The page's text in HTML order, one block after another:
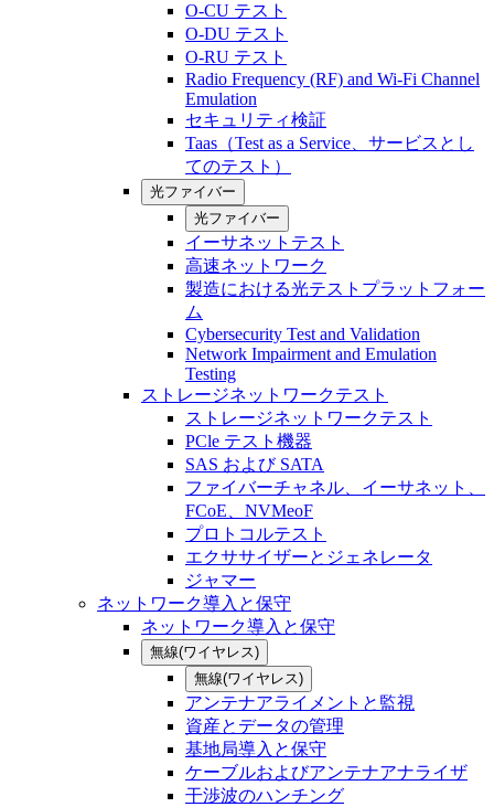
O-CU テスト
O-DU テスト
O-RU テスト
Radio Frequency (RF) and Wi-Fi Channel
Emulation
セキュリティ検証
Taas（Test as a Service、サービスとし
てのテスト）
光ファイバー
光ファイバー
イーサネットテスト
高速ネットワーク
製造における光テストプラットフォー
ム
Cybersecurity Test and Validation
Network Impairment and Emulation
Testing
ストレージネットワークテスト
ストレージネットワークテスト
PCle テスト機器
SAS および SATA
ファイバーチャネル、イーサネット、
FCoE、NVMeoF
プロトコルテスト
エクササイザーとジェネレータ
ジャマー
ネットワーク導入と保守
ネットワーク導入と保守
無線(ワイヤレス)
無線(ワイヤレス)
アンテナアライメントと監視
資産とデータの管理
基地局導入と保守
ケーブルおよびアンテナアナライザ
干渉波のハンチング